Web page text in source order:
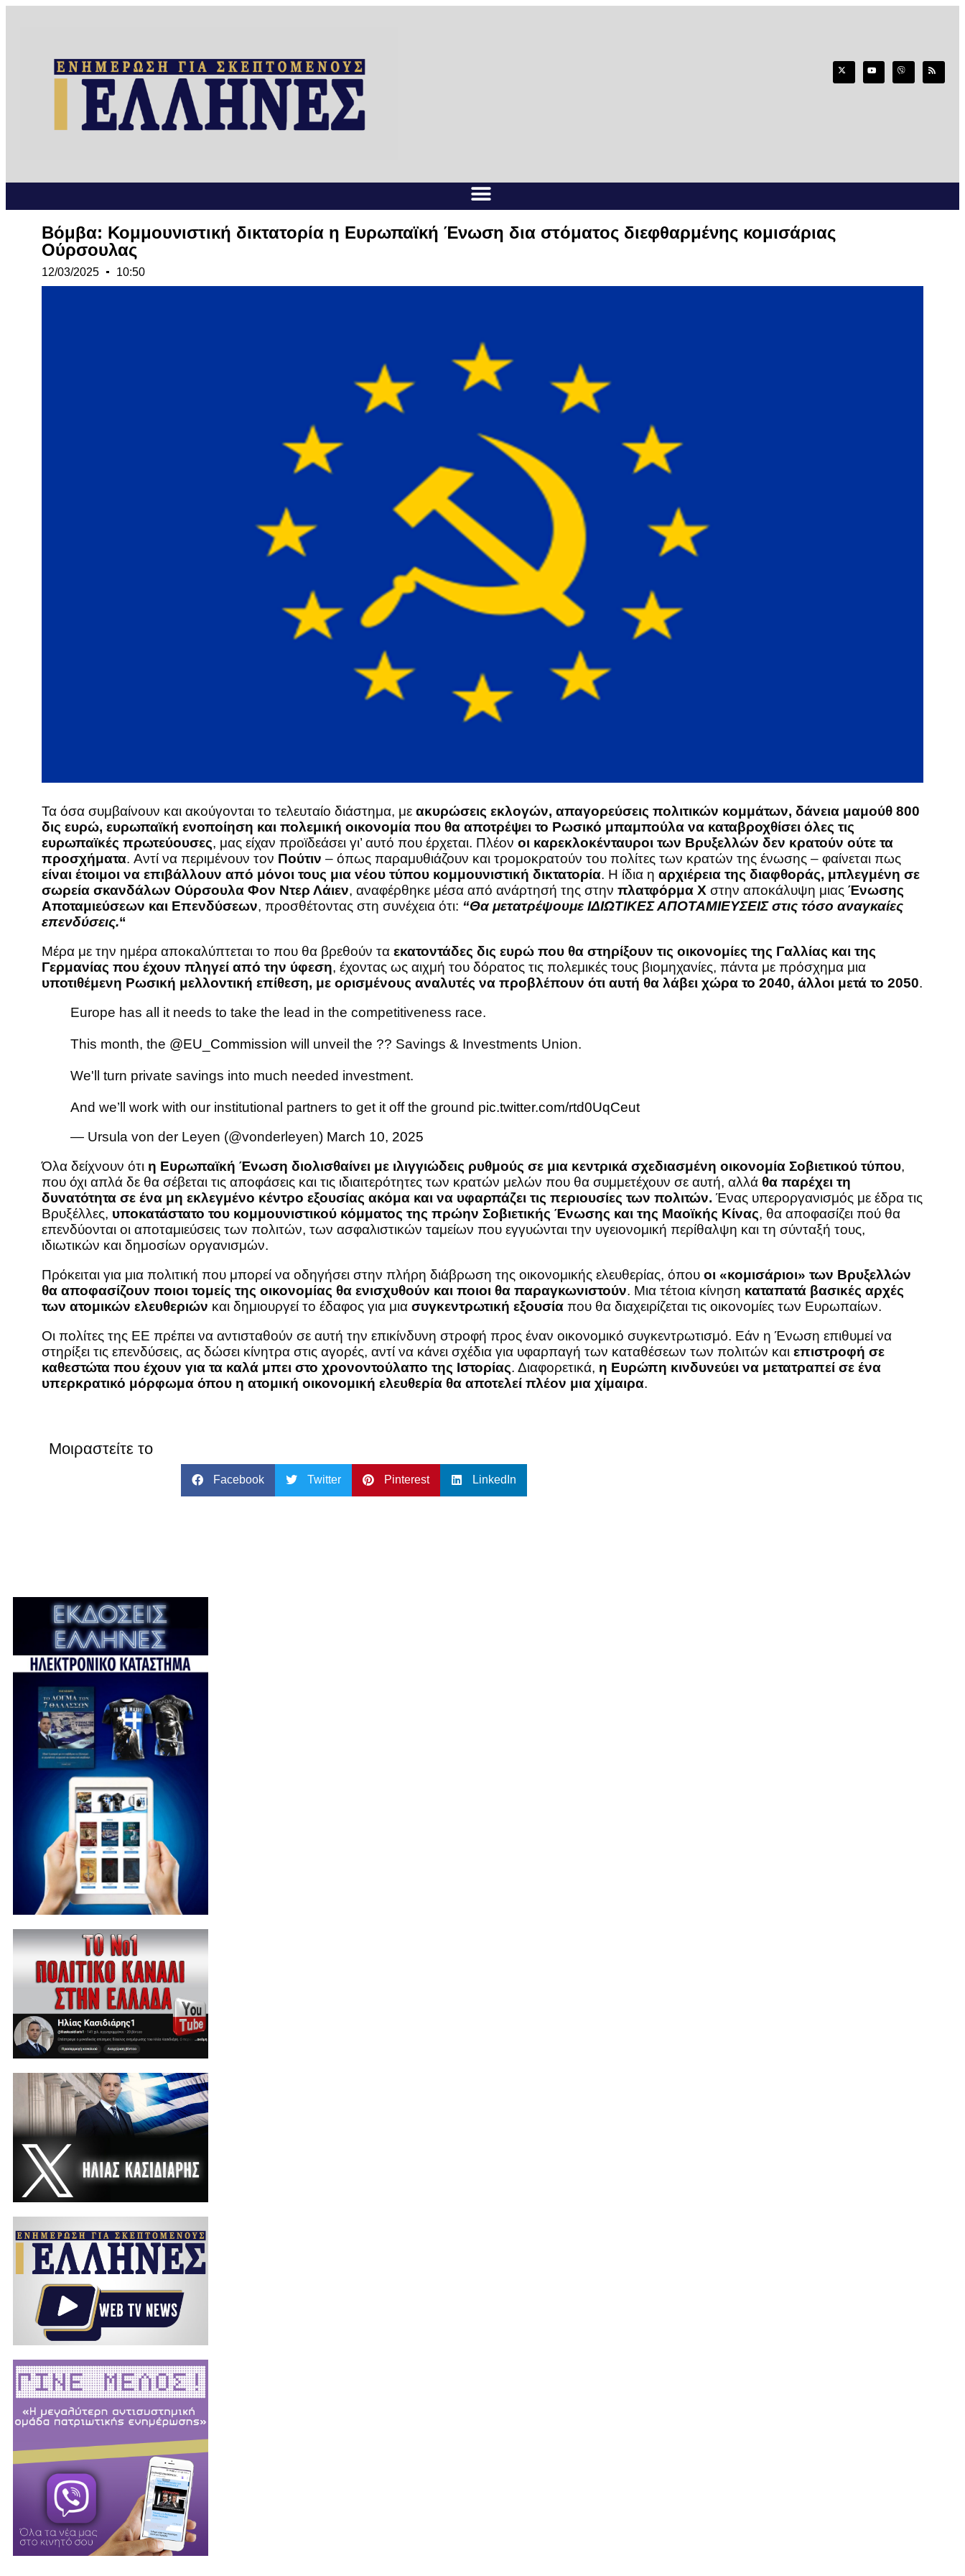
Βόμβα: Κομμουνιστική δικτατορία η Ευρωπαϊκή Ένωση δια στόματος διεφθαρμένης κομισάριας
Ούρσουλας
12/03/2025 10:50
Τα όσα συμβαίνουν και ακούγονται το τελευταίο διάστημα, με ακυρώσεις εκλογών, απαγορεύσεις πολιτικών κομμάτων, δάνεια μαμούθ 800
δις ευρώ, ευρωπαϊκή ενοποίηση και πολεμική οικονομία που θα αποτρέψει το Ρωσικό μπαμπούλα να καταβροχθίσει όλες τις
ευρωπαϊκές πρωτεύουσες, μας είχαν προϊδεάσει γι’ αυτό που έρχεται. Πλέον οι καρεκλοκένταυροι των Βρυξελλών δεν κρατούν ούτε τα
προσχήματα. Aντί να περιμένουν τον Πούτιν – όπως παραμυθιάζουν και τρομοκρατούν του πολίτες των κρατών της ένωσης – φαίνεται πως
είναι έτοιμοι να επιβάλλουν από μόνοι τους μια νέου τύπου κομμουνιστική δικτατορία. Η ίδια η αρχιέρεια της διαφθοράς, μπλεγμένη σε
σωρεία σκανδάλων Ούρσουλα Φον Ντερ Λάιεν, αναφέρθηκε μέσα από ανάρτησή της στην πλατφόρμα Χ στην αποκάλυψη μιας Ένωσης
Αποταμιεύσεων και Επενδύσεων, προσθέτοντας στη συνέχεια ότι: “Θα μετατρέψουμε ΙΔΙΩΤΙΚΕΣ ΑΠΟΤΑΜΙΕΥΣΕΙΣ στις τόσο αναγκαίες
επενδύσεις.“
Μέρα με την ημέρα αποκαλύπτεται το που θα βρεθούν τα εκατοντάδες δις ευρώ που θα στηρίξουν τις οικονομίες της Γαλλίας και της
Γερμανίας που έχουν πληγεί από την ύφεση, έχοντας ως αιχμή του δόρατος τις πολεμικές τους βιομηχανίες, πάντα με πρόσχημα μια
υποτιθέμενη Ρωσική μελλοντική επίθεση, με ορισμένους αναλυτές να προβλέπουν ότι αυτή θα λάβει χώρα το 2040, άλλοι μετά το 2050.
Europe has all it needs to take the lead in the competitiveness race.
This month, the @EU_Commission will unveil the ?? Savings & Investments Union.
We'll turn private savings into much needed investment.
And we’ll work with our institutional partners to get it off the ground pic.twitter.com/rtd0UqCeut
— Ursula von der Leyen (@vonderleyen) March 10, 2025
Όλα δείχνουν ότι η Ευρωπαϊκή Ένωση διολισθαίνει με ιλιγγιώδεις ρυθμούς σε μια κεντρικά σχεδιασμένη οικονομία Σοβιετικού τύπου,
που όχι απλά δε θα σέβεται τις αποφάσεις και τις ιδιαιτερότητες των κρατών μελών που θα συμμετέχουν σε αυτή, αλλά θα παρέχει τη
δυνατότητα σε ένα μη εκλεγμένο κέντρο εξουσίας ακόμα και να υφαρπάζει τις περιουσίες των πολιτών. Ένας υπεροργανισμός με έδρα τις
Βρυξέλλες, υποκατάστατο του κομμουνιστικού κόμματος της πρώην Σοβιετικής Ένωσης και της Μαοϊκής Κίνας, θα αποφασίζει πού θα
επενδύονται οι αποταμιεύσεις των πολιτών, των ασφαλιστικών ταμείων που εγγυώνται την υγειονομική περίθαλψη και τη σύνταξή τους,
ιδιωτικών και δημοσίων οργανισμών.
Πρόκειται για μια πολιτική που μπορεί να οδηγήσει στην πλήρη διάβρωση της οικονομικής ελευθερίας, όπου οι «κομισάριοι» των Βρυξελλών
θα αποφασίζουν ποιοι τομείς της οικονομίας θα ενισχυθούν και ποιοι θα παραγκωνιστούν. Μια τέτοια κίνηση καταπατά βασικές αρχές
των ατομικών ελευθεριών και δημιουργεί το έδαφος για μια συγκεντρωτική εξουσία που θα διαχειρίζεται τις οικονομίες των Ευρωπαίων.
Οι πολίτες της ΕΕ πρέπει να αντισταθούν σε αυτή την επικίνδυνη στροφή προς έναν οικονομικό συγκεντρωτισμό. Εάν η Ένωση επιθυμεί να
στηρίξει τις επενδύσεις, ας δώσει κίνητρα στις αγορές, αντί να κάνει σχέδια για υφαρπαγή των καταθέσεων των πολιτών και επιστροφή σε
καθεστώτα που έχουν για τα καλά μπει στο χρονοντούλαπο της Ιστορίας. Διαφορετικά, η Ευρώπη κινδυνεύει να μετατραπεί σε ένα
υπερκρατικό μόρφωμα όπου η ατομική οικονομική ελευθερία θα αποτελεί πλέον μια χίμαιρα.
Μοιραστείτε το
Facebook Twitter Pinterest LinkedIn